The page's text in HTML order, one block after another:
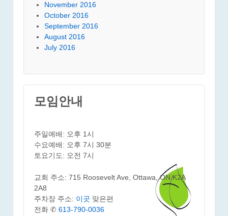
November 2016
October 2016
September 2016
August 2016
July 2016
모임안내
주일예배: 오후 1시
수요예배: 오후 7시 30분
토요기도: 오전 7시
교회 주소: 715 Roosevelt Ave, Ottawa, ON K2A
2A8
주차장 주소: 이곳 맞은편
전화 ✆ 613-790-0036